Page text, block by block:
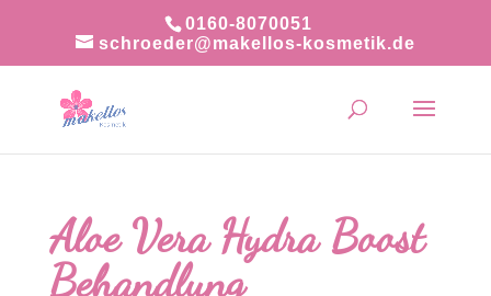
0160-8070051
schroeder@makellos-kosmetik.de
Aloe Vera Hydra Boost
Behandlung